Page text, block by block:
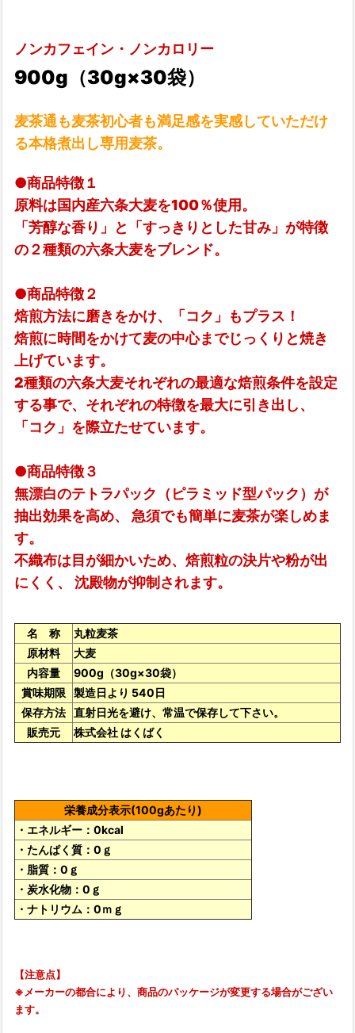
ノンカフェイン・ノンカロリー
900g（30g×30袋）
麦茶通も麦茶初心者も満足感を実感していただけ
る本格煮出し専用麦茶。
●商品特徴１
原料は国内産六条大麦を100％使用。
「芳醇な香り」と「すっきりとした甘み」が特徴
の２種類の六条大麦をブレンド。
●商品特徴２
焙煎方法に磨きをかけ、「コク」もプラス！
焙煎に時間をかけて麦の中心までじっくりと焼き
上げています。
2種類の六条大麦それぞれの最適な焙煎条件を設定
する事で、それぞれの特徴を最大に引き出し、
「コク」を際立たせています。
●商品特徴３
無漂白のテトラパック（ピラミッド型パック）が
抽出効果を高め、 急須でも簡単に麦茶が楽しめま
す。
不織布は目が細かいため、焙煎粒の決片や粉が出
にくく、 沈殿物が抑制されます。
名 称
丸粒麦茶
原材料
大麦
内容量
900g（30g×30袋）
賞味期限
製造日より 540日
保存方法 直射日光を避け、常温で保存して下さい。
販売元
株式会社 はくばく
栄養成分表示(100gあたり)
・エネルギー：0kcal
・たんぱく質：0ｇ
・脂質：0ｇ
・炭水化物：0ｇ
・ナトリウム：0ｍｇ
【注意点】
※メーカーの都合により、商品のパッケージが変更する場合がござい
ます。